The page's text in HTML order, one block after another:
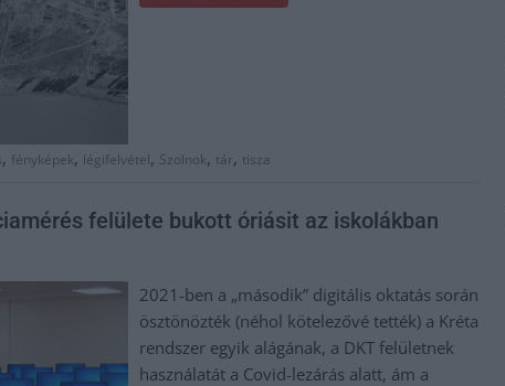
, fényképek, légifelvétel, Szolnok, tár, tisza
felülete bukott óriásit az iskolákban
2021-ben a „második” digitális oktatás során
ösztönözték (néhol kötelezővé tették) a Kréta
rendszer egyik alágának, a DKT felületnek
használatát a Covid-lezárás alatt, ám a